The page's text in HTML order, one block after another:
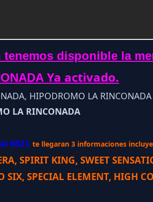
tenemos disponible la
Ya activado.
LA RINCONADA
8621 te llegaran 3 informaciones
SPIRIT KING, SWEET
SIX, SPECIAL ELEMENT, HIGH